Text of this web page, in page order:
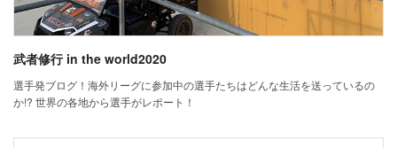
武者修行 in the world2020
選手発ブログ！海外リーグに参加中の選手たちはどんな生活を送っているの
か!? 世界の各地から選手がレポート！